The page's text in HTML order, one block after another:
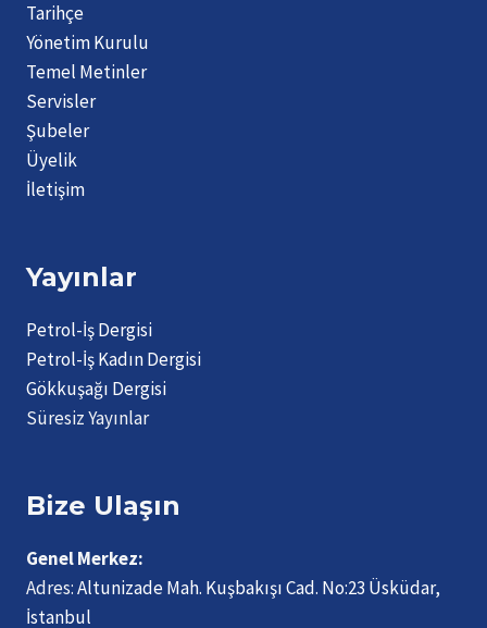
Tarihçe
Yönetim Kurulu
Temel Metinler
Servisler
Şubeler
Üyelik
İletişim
Yayınlar
Petrol-İş Dergisi
Petrol-İş Kadın Dergisi
Gökkuşağı Dergisi
Süresiz Yayınlar
Bize Ulaşın
Genel Merkez:
Adres:Altunizade Mah. Kuşbakışı Cad. No:23 Üsküdar,
İstanbul